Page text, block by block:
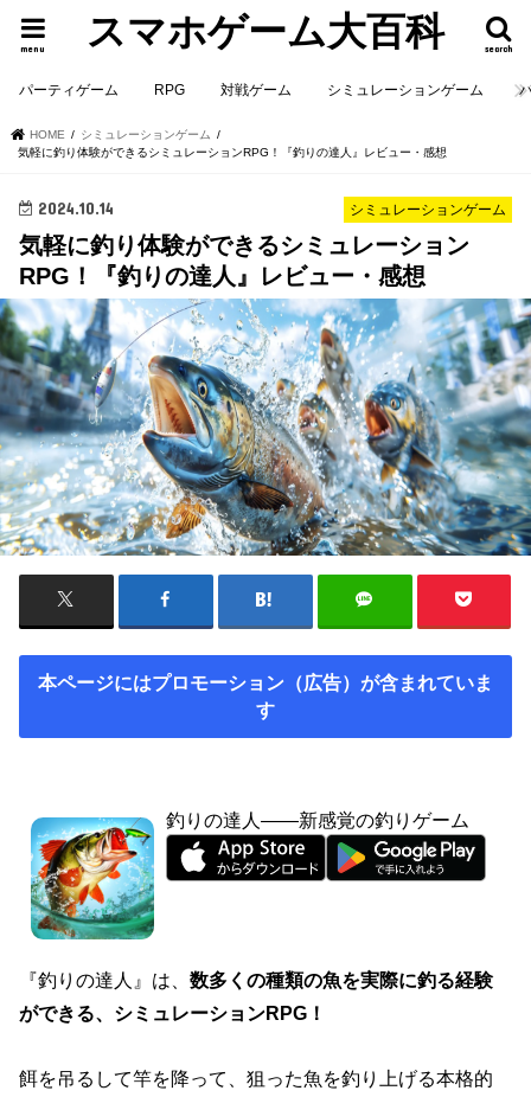
スマホゲーム大百科 search
menu
パーティゲーム RPG 対戦ゲーム シミュレーションゲーム
HOME
シミュレーションゲーム
気軽に釣り体験ができるシミュレーションRPG！『釣りの達人』レビュー・感想
シミュレーションゲーム
2024.10.14
気軽に釣り体験ができるシミュレーション
RPG！『釣りの達人』レビュー・感想
本ページにはプロモーション（広告）が含まれていま
す
釣りの達人——新感覚の釣りゲーム
『釣りの達人』は、数多くの種類の魚を実際に釣る経験
ができる、シミュレーションRPG！
餌を吊るして竿を降って、狙った魚を釣り上げる本格的